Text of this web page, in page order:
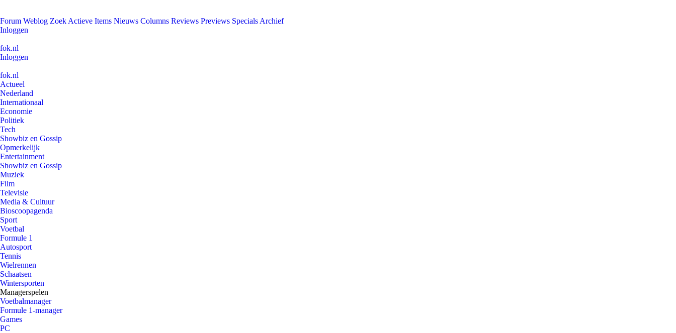
Forum Weblog Zoek Actieve Items Nieuws Columns Reviews Previews Specials Archief
Inloggen
fok.nl
Inloggen
fok.nl
Actueel
Nederland
Internationaal
Economie
Politiek
Tech
Showbiz en Gossip
Opmerkelijk
Entertainment
Showbiz en Gossip
Muziek
Film
Televisie
Media & Cultuur
Bioscoopagenda
Sport
Voetbal
Formule 1
Autosport
Tennis
Wielrennen
Schaatsen
Wintersporten
Managerspelen
Voetbalmanager
Formule 1-manager
Games
PC